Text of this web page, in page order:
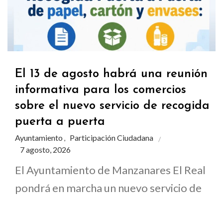
El 13 de agosto habrá una reunión
informativa para los comercios
sobre el nuevo servicio de recogida
puerta a puerta
Ayuntamiento , Participación Ciudadana
7 agosto, 2026
El Ayuntamiento de Manzanares El Real
pondrá en marcha un nuevo servicio de